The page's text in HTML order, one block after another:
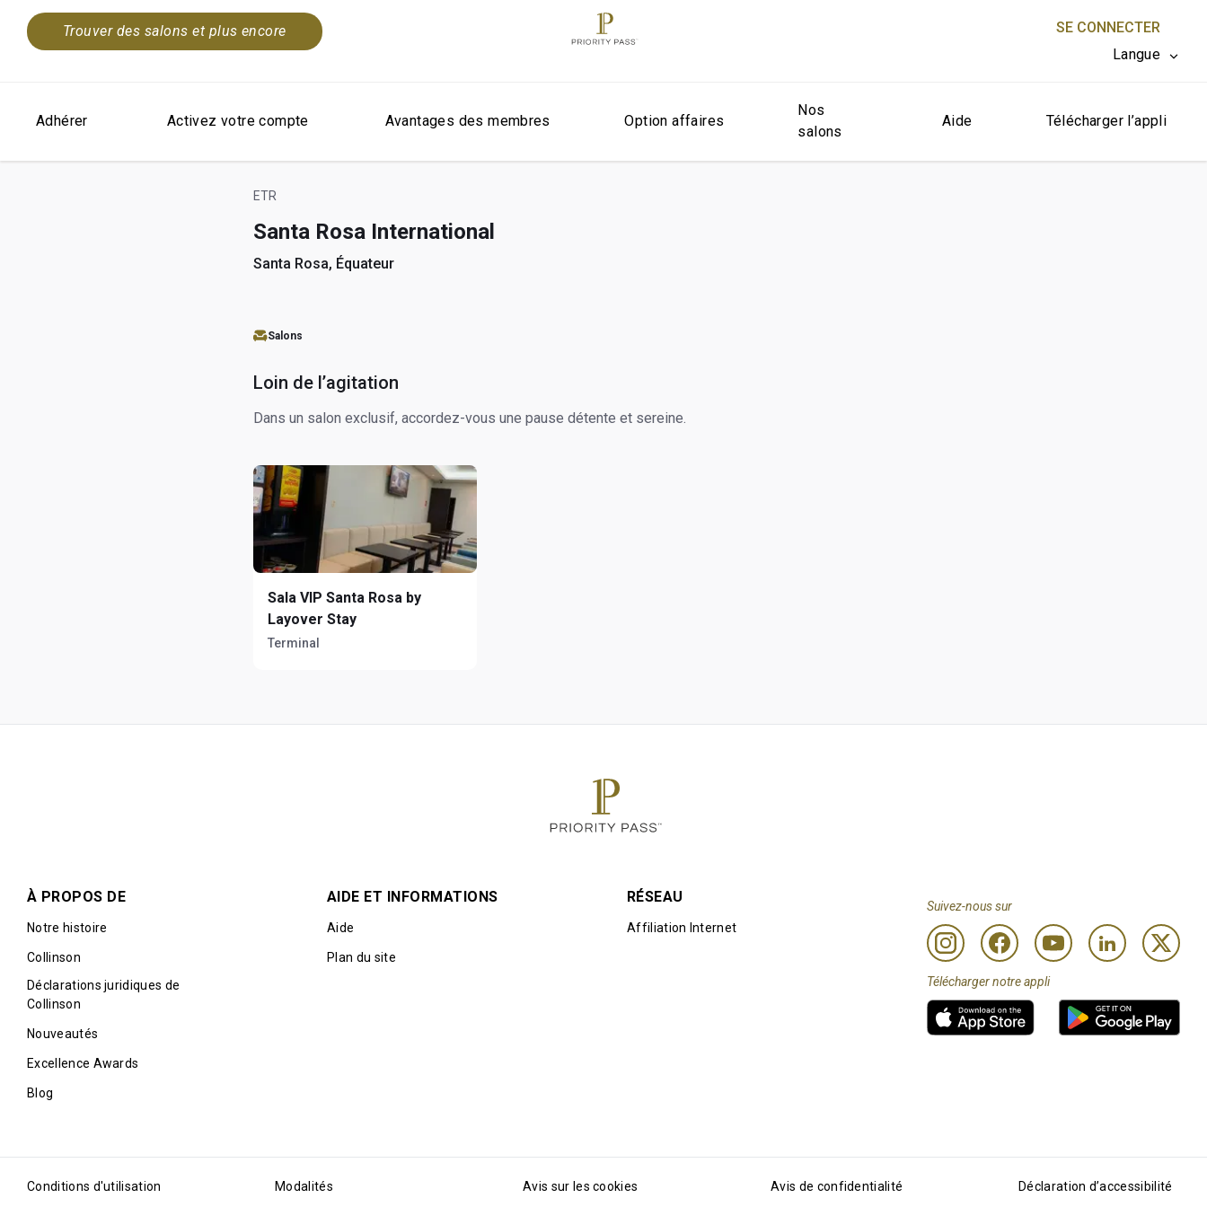
Trouver des salons et plus encore
SE CONNECTER
Langue
FERMER X
Adhérer Activez votre compte Avantages des membres Option affaires
Nos
salons
Aide Télécharger l’appli
ETR
Santa Rosa International
Santa Rosa, Équateur
Salons
Loin de l’agitation
Dans un salon exclusif, accordez-vous une pause détente et sereine.
Sala VIP Santa Rosa by
Layover Stay
Terminal
À PROPOS DE
Notre histoire
Collinson
Déclarations juridiques de
Collinson
Nouveautés
Excellence Awards
Blog
AIDE ET INFORMATIONS
Aide
Plan du site
RÉSEAU
Affiliation Internet
Suivez-nous sur
Télécharger notre appli
Conditions d'utilisation Modalités Avis sur les cookies Avis de confidentialité Déclaration d’accessibilité